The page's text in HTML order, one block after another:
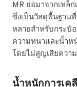
MR ย่อมาจากเหล็
ซึ่งเป็นวัสดุพื้นฐาน
หลายสำหรับกระป๋
ความหนาและน้ำห
โดยไม่สูญเสียควา
น้ำหนักการเค